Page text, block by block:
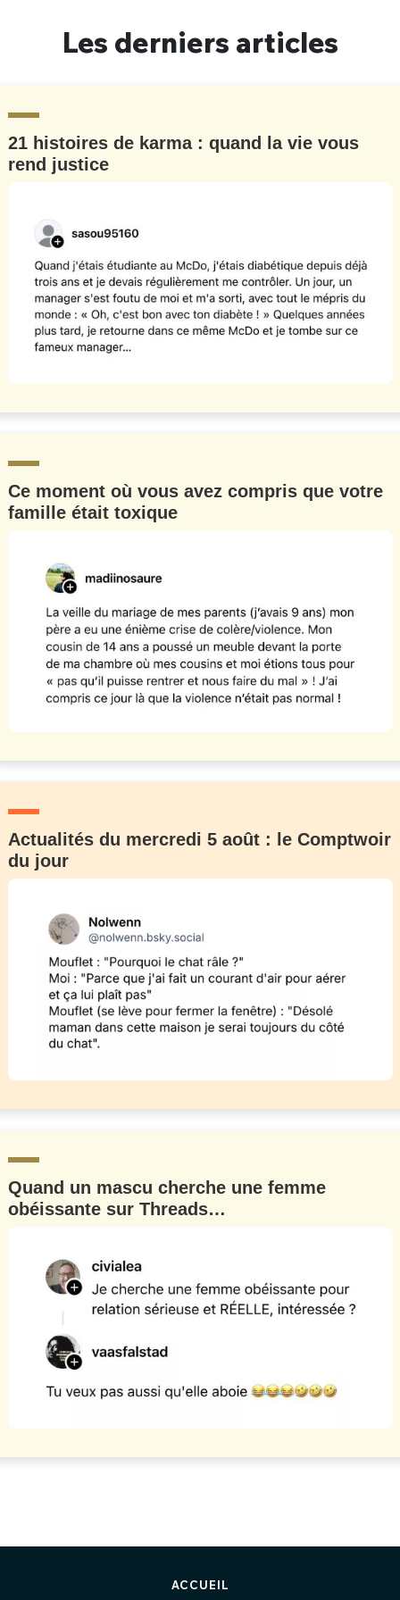
Les derniers articles
21 histoires de karma : quand la vie vous
rend justice
Ce moment où vous avez compris que votre
famille était toxique
Actualités du mercredi 5 août : le Comptwoir
du jour
Quand un mascu cherche une femme
obéissante sur Threads…
ACCUEIL
Un Thread